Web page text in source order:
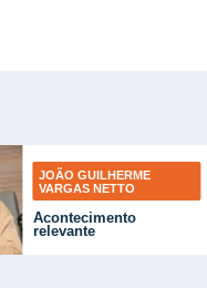
JOÃO GUILHERME
VARGAS NETTO
Acontecimento
relevante